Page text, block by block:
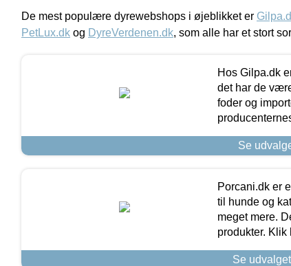
De mest populære dyrewebshops i øjeblikket er
PetLux.dk og DyreVerdenen.dk, som alle har et stort
Hos Gilpa.dk
det har de
foder og
Se
Porcani.dk er
til hunde og
meget mere.
produkter. Klik
Se